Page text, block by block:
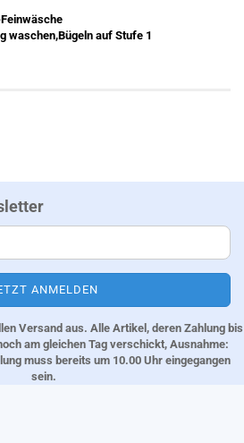
waschen,Bügeln auf Stufe 1
Versand aus. Alle Artikel, deren Zahlung bis
am gleichen Tag verschickt, Ausnahme:
muss bereits um 10.00 Uhr eingegangen
sein.